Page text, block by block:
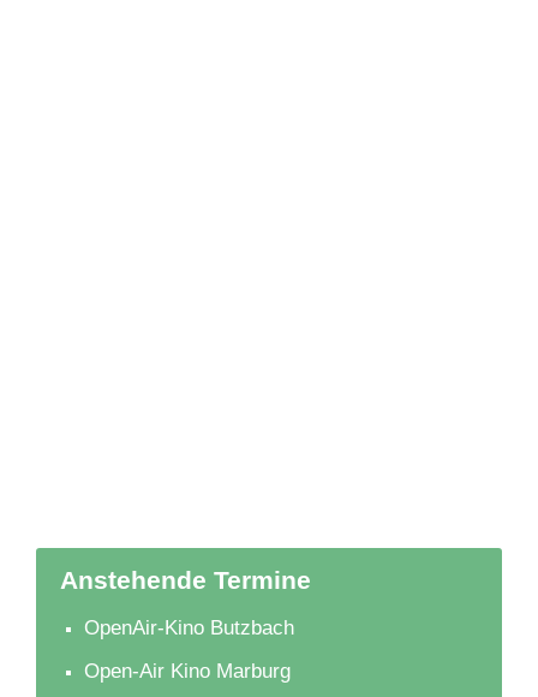
Anstehende Termine
OpenAir-Kino Butzbach
Open-Air Kino Marburg